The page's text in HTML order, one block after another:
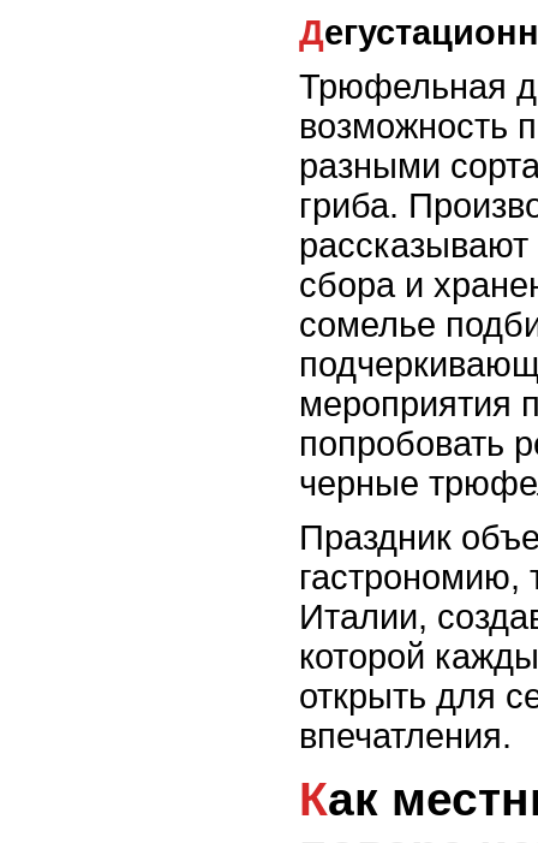
Трюфельная
возможность
разными
гриба.
сбора и
сомелье
мероприятия
попробовать
черные
Праздник
гастрономию,
Италии,
которой
открыть для
впечатления.
Как местные шеф-